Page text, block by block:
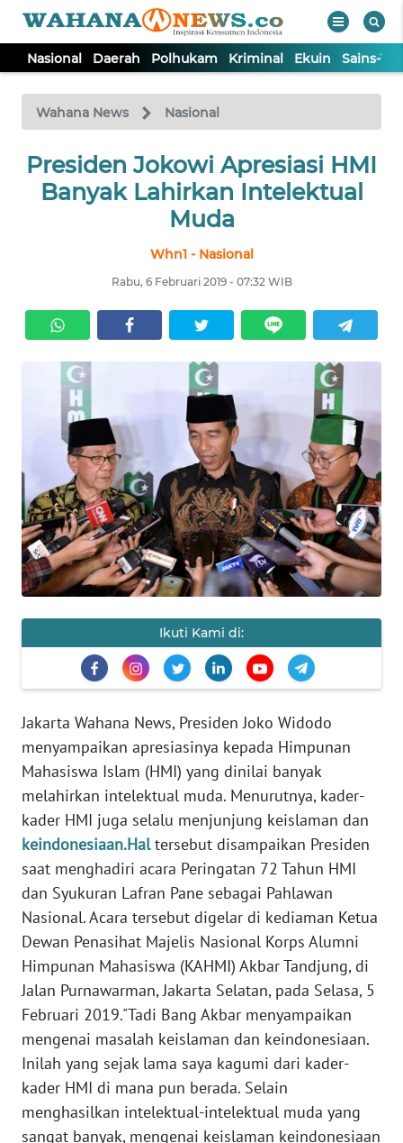
Nasional Daerah Polhukam Kriminal Ekuin Sains-
Wahana News Nasional
Presiden Jokowi Apresiasi HMI
Banyak Lahirkan Intelektual
Muda
Whn1 - Nasional
Rabu, 6 Februari 2019 - 07:32 WIB
Ikuti Kami di:
Jakarta Wahana News, Presiden Joko Widodo
menyampaikan apresiasinya kepada Himpunan
Mahasiswa Islam (HMI) yang dinilai banyak
melahirkan intelektual muda. Menurutnya, kader-
kader HMI juga selalu menjunjung keislaman dan
keindonesiaan.Haltersebut disampaikan Presiden
saat menghadiri acara Peringatan 72 Tahun HMI
dan Syukuran Lafran Pane sebagai Pahlawan
Nasional. Acara tersebut digelar di kediaman Ketua
Dewan Penasihat Majelis Nasional Korps Alumni
Himpunan Mahasiswa (KAHMI) Akbar Tandjung, di
Jalan Purnawarman, Jakarta Selatan, pada Selasa, 5
Februari 2019."Tadi Bang Akbar menyampaikan
mengenai masalah keislaman dan keindonesiaan.
Inilah yang sejak lama saya kagumi dari kader-
kader HMI di mana pun berada. Selain
menghasilkan intelektual-intelektual muda yang
sangat banyak, mengenai keislaman keindonesiaan
TV
Tutup
NASIONAL
KRIMINAL
EKUIN
SAINS-TEKNO
KESEHATAN
INTERNASIONAL
SERBA-SERBI
PENDIDIKAN
OLAHRAGA
OPINI
EDITORIAL
Informasi
INDEKS
BERITA
KONTAK
KAMI
INFO
IKLAN
TENTANG
KAMI
PEDOMAN
MEDIA